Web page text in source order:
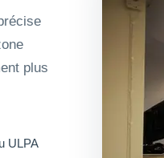
plus
ULPA